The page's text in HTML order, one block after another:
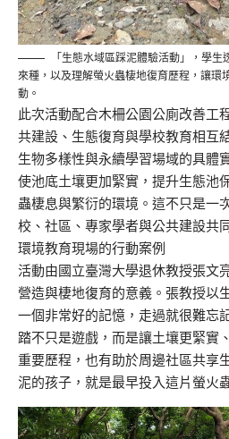
「生態水域區踩泥體驗活動」，學
來種，以及理解螢火蟲棲地復育歷程，讓環
動。
此次活動配合木柵公園公廁改善工
共建設、生態復育與學校教育相互
生物多樣性與永續學習場域的具體
使池底土壤更加緊實，提升生態池
蟲棲息與繁衍的環境。這不只是一
校、社區、專家學者與公共建設共
環境教育現場的行動案例
活動由國立臺灣大學退休教授張文
營造與棲地復育的意義。張教授以
一個非常好的記憶，走過就很難忘
踏不只是遊戲，而是讓土壤更緊實
重要歷程，也有助於周邊社區共享
泥的孩子，就是最早投入這片螢火